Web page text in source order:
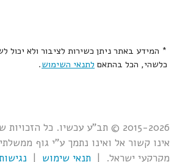
* המידע באתר ניתן כשירות לציבור ולא יכול
כלשהי, הכל בהתאם לתנאי השימוש.
2015-2026 © תב"ע עכשיו. כל
אינו קשור אל ואינו נתמך ע"י גוף
מקרקעי ישראל. | תנאי שימוש |